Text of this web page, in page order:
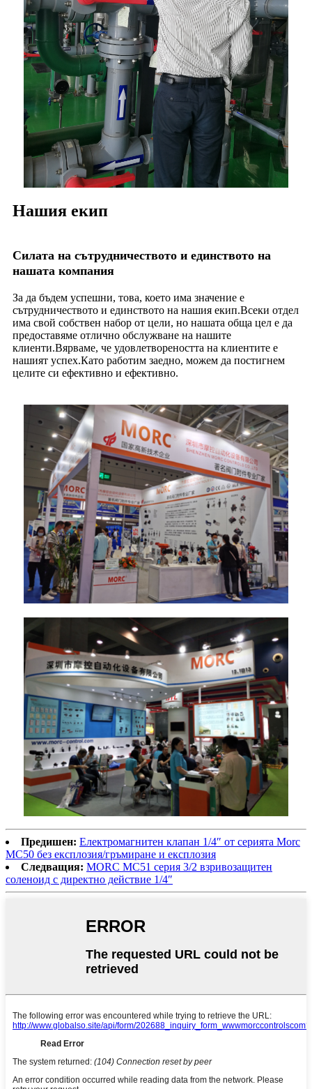
Нашия екип
Силата на сътрудничеството и единството на
нашата компания
За да бъдем успешни, това, което има значение е
сътрудничеството и единството на нашия екип.Всеки отдел
има свой собствен набор от цели, но нашата обща цел е да
предоставяме отлично обслужване на нашите
клиенти.Вярваме, че удовлетвореността на клиентите е
нашият успех.Като работим заедно, можем да постигнем
целите си ефективно и ефективно.
Предишен: Електромагнитен клапан 1/4″ от серията Morc
MC50 без експлозия/гръмиране и експлозия
Следващия: MORC MC51 серия 3/2 взривозащитен
соленоид с директно действие 1/4″